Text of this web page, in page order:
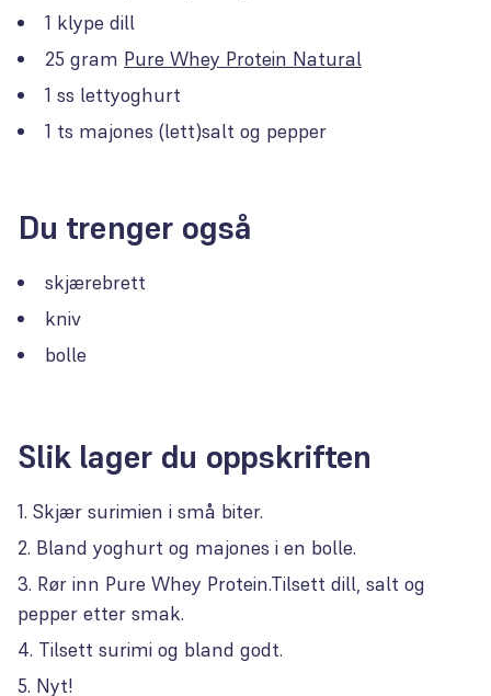
1 klype dill
25 gram Pure Whey Protein Natural
1 ss lettyoghurt
1 ts majones (lett)salt og pepper
Du trenger også
skjærebrett
kniv
bolle
Slik lager du oppskriften
Skjær surimien i små biter.
Bland yoghurt og majones i en bolle.
Rør inn Pure Whey Protein.Tilsett dill, salt og
pepper etter smak.
Tilsett surimi og bland godt.
Nyt!